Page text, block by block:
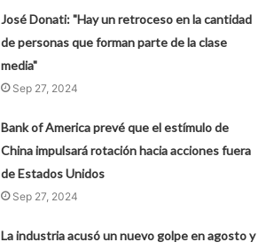
José Donati: "Hay un retroceso en la cantidad
de personas que forman parte de la clase
media"
Sep 27, 2024
Bank of America prevé que el estímulo de
China impulsará rotación hacia acciones fuera
de Estados Unidos
Sep 27, 2024
La industria acusó un nuevo golpe en agosto y